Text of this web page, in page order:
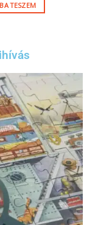
TESZEM